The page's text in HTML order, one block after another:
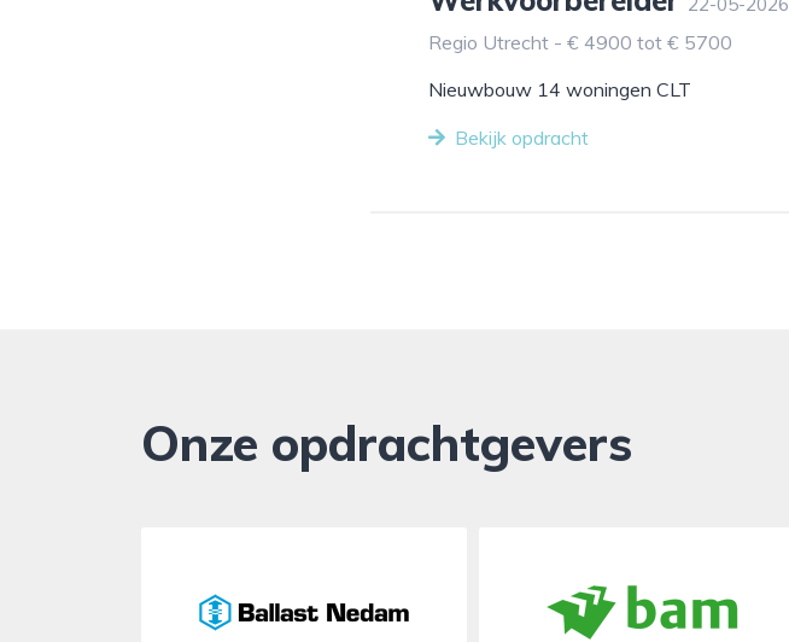
Regio Utrecht - € 4900 tot € 5700
Nieuwbouw 14 woningen CLT
Bekijk opdracht
Onze opdrachtgevers